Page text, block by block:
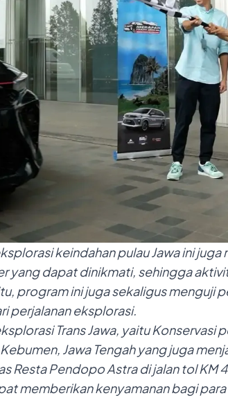
keindahan pulau Jawa ini
yang dapat dinikmati, sehingga
program ini jugasekaligus menguji
perjalanan eksplorasi.
Trans Jawa, yaitu Konservasi
Jawa Tengah yang juga
Resta Pendopo Astra di jalan tol KM
memberikan kenyamanan bagi